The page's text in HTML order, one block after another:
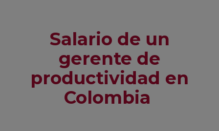
Salario de un
gerente de
productividad en
Colombia